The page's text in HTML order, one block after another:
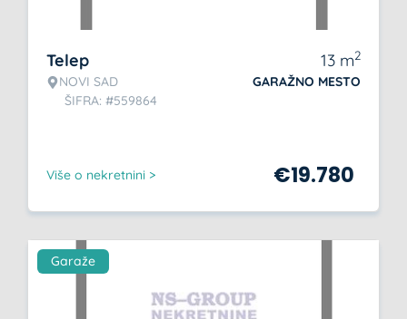
Telep
NOVI SAD
ŠIFRA: #559864
13 m2
GARAŽNO MESTO
Više o nekretnini > €19.780
Garaže